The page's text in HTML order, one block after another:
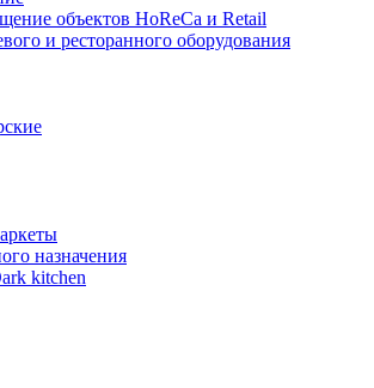
объектов HoReCa и Retail
и ресторанного оборудования
назначения
kitchen